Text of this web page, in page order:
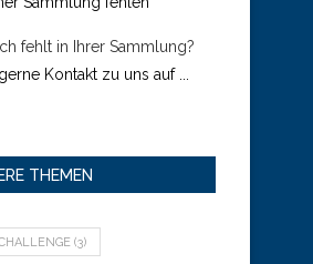
fehlt in Ihrer Sammlung?
Kontakt zu uns auf ...
THEMEN
(3)